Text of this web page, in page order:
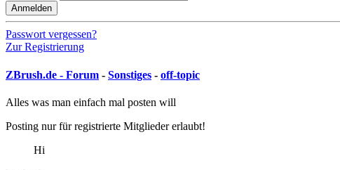
Anmelden
Passwort vergessen?
Zur Registrierung
ZBrush.de - Forum - Sonstiges - off-topic
Alles was man einfach mal posten will
Posting nur für registrierte Mitglieder erlaubt!
Hi